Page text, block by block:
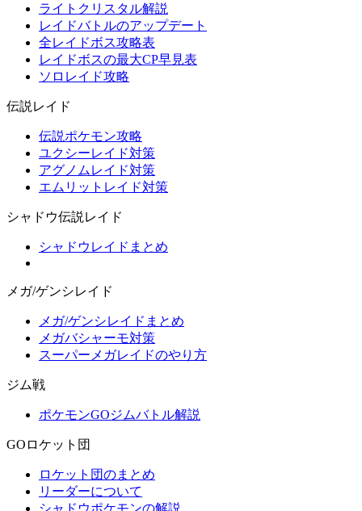
ライトクリスタル解説
レイドバトルのアップデート
全レイドボス攻略表
レイドボスの最大CP早見表
ソロレイド攻略
伝説レイド
伝説ポケモン攻略
ユクシーレイド対策
アグノムレイド対策
エムリットレイド対策
シャドウ伝説レイド
シャドウレイドまとめ
メガ/ゲンシレイド
メガ/ゲンシレイドまとめ
メガバシャーモ対策
スーパーメガレイドのやり方
ジム戦
ポケモンGOジムバトル解説
GOロケット団
ロケット団のまとめ
リーダーについて
シャドウポケモンの解説